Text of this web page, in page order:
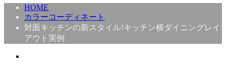
HOME
カラーコーディネート
対面キッチンの新スタイル!キッチン横ダイニングレイ
アウト実例